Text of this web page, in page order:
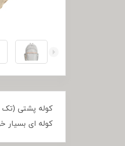
کوله ای بسیار